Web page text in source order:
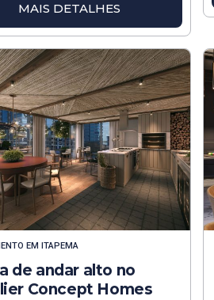
MAIS DETALHES
EM ITAPEMA
de andar alto no
Concept Homes